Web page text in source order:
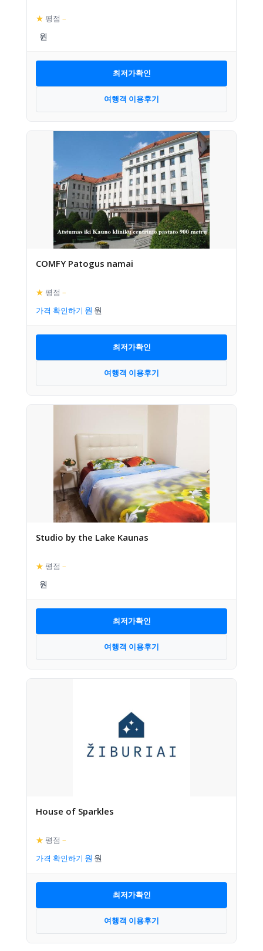
★ 평점 –
최저가확인
여행객 이용후기
COMFY Patogus namai
★ 평점 –
가격 확인하기
최저가확인
여행객 이용후기
Studio by the Lake Kaunas
★ 평점 –
최저가확인
여행객 이용후기
House of Sparkles
★ 평점 –
가격 확인하기
최저가확인
여행객 이용후기